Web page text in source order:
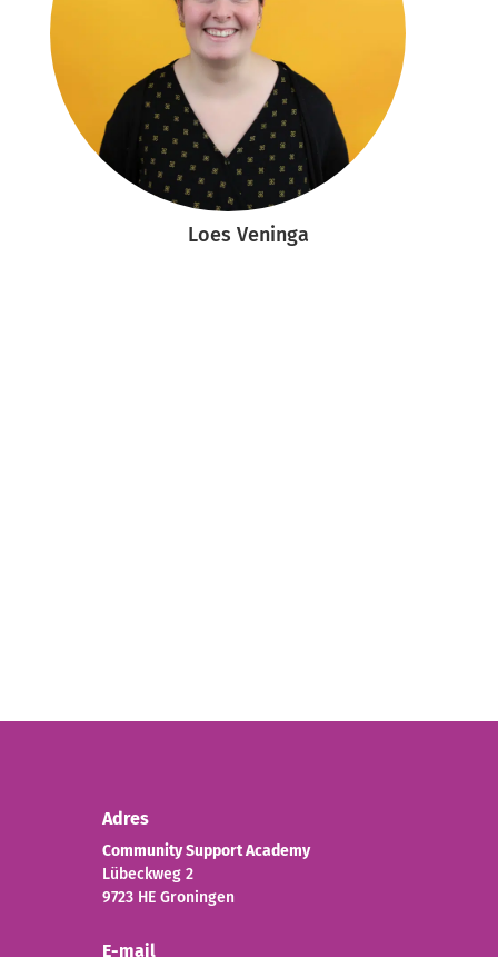
Loes Veninga
Adres
Community Support Academy
Lübeckweg 2
9723 HE Groningen
E-mail